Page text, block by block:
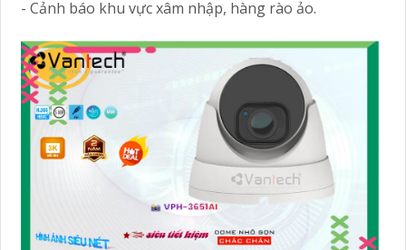
- Cảnh báo khu vực xâm nhập, hàng rào ảo.